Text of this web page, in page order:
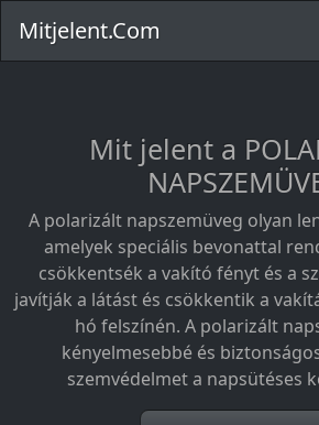
Mitjelent.Com
Mit jelent a
A polarizált napszemüveg olyan
amelyek speciális bevonattal
csökkentsék a vakító fényt és a
javítják a látást és csökkentik a
hó felszínén. A polarizált
kényelmesebbé és
szemvédelmet a napsütéses